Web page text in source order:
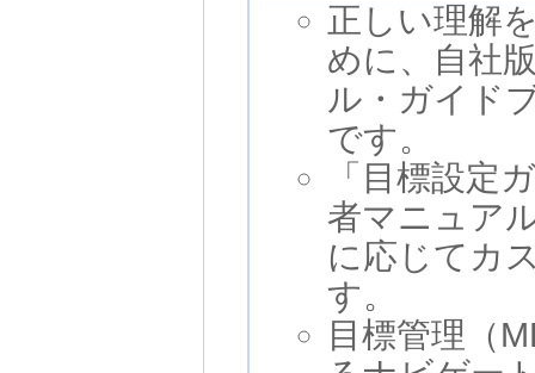
正しい理解
めに、自社
ル・ガイド
です。
「目標設定
者マニュア
に応じてカ
す。
目標管理（